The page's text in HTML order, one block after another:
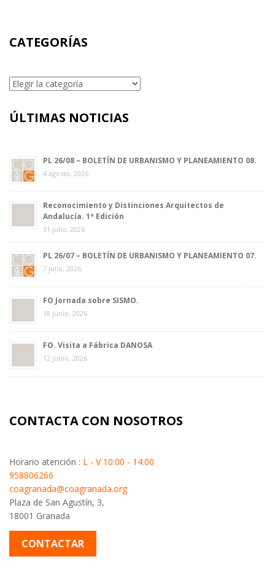
CATEGORÍAS
Categorías
ÚLTIMAS NOTICIAS
PL 26/08 – BOLETÍN DE URBANISMO Y PLANEAMIENTO 08.
4 agosto, 2026
Reconocimiento y Distinciones Arquitectos de
Andalucía. 1ª Edición
31 julio, 2026
PL 26/07 – BOLETÍN DE URBANISMO Y PLANEAMIENTO 07.
7 julio, 2026
FO Jornada sobre SISMO.
18 junio, 2026
FO. Visita a Fábrica DANOSA
12 junio, 2026
CONTACTA CON NOSOTROS
Horario atención : L - V 10:00 - 14:00
958806266
coagranada@coagranada.org
Plaza de San Agustín, 3,
18001 Granada
CONTACTAR